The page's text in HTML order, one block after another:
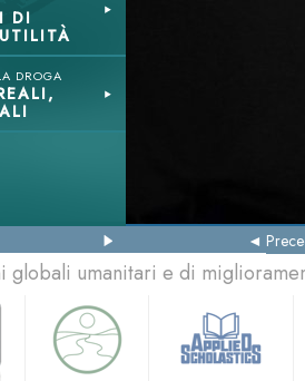
DI
DROGA
globali umanitari e di